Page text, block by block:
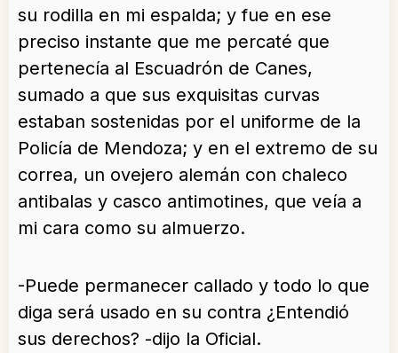
su rodilla en mi espalda; y fue en ese
preciso instante que me percaté que
pertenecía al Escuadrón de Canes,
sumado a que sus exquisitas curvas
estaban sostenidas por el uniforme de la
Policía de Mendoza; y en el extremo de su
correa, un ovejero alemán con chaleco
antibalas y casco antimotines, que veía a
mi cara como su almuerzo.
-Puede permanecer callado y todo lo que
diga será usado en su contra ¿Entendió
sus derechos? -dijo la Oficial.